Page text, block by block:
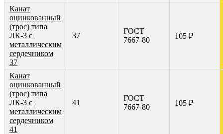
Канат
оцинкованный
(трос) типа
ЛК-3 с
металлическим
сердечником
37
37
ГОСТ
7667-80
105 ₽
Канат
оцинкованный
(трос) типа
ЛК-3 с
металлическим
сердечником
41
41
ГОСТ
7667-80
105 ₽